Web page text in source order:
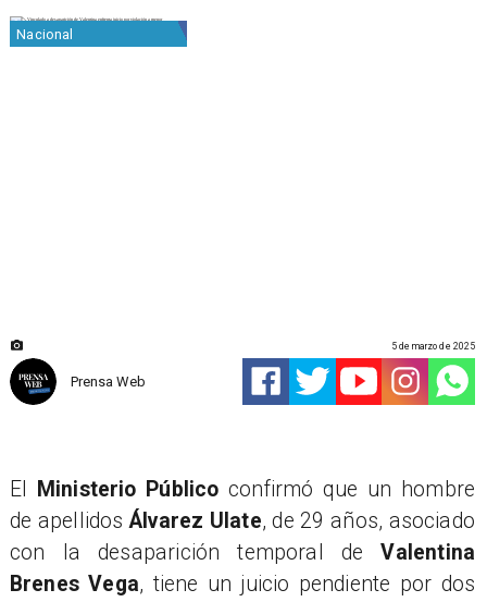
Nacional
Prensa Web
5 de marzo de 2025
El Ministerio Público confirmó que un hombre
de apellidosÁlvarez Ulate, de 29 años, asociado
con la desaparición temporal deValentina
Brenes Vega, tiene un juicio pendiente por dos